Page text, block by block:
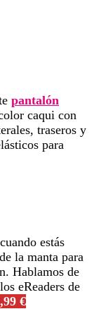
pantalón
caqui con
traseros y
para
estás
la manta para
Hablamos de
eReaders de
€